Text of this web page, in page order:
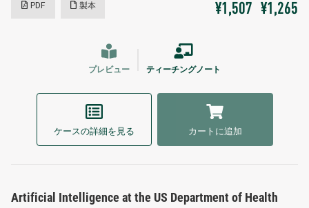
PDF 製本 ¥1,507 ¥1,265
プレビュー ティーチングノート
ケースの詳細を見る カートに追加
Artificial Intelligence at the US Department of Health